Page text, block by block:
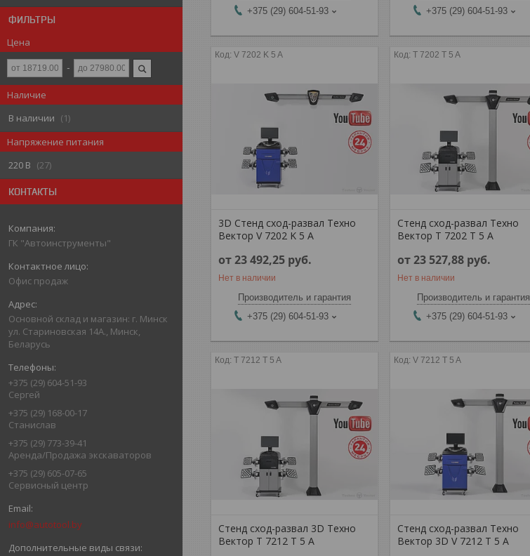
ФИЛЬТРЫ
Цена
Наличие
В наличии
1
Напряжение питания
220 В
27
КОНТАКТЫ
ГК "Автоинструменты"
Офис продаж
Основной склад и магазин: г. Минск
ул. Стариновская 14А., Минск,
Беларусь
+375 (29) 604-51-93
Сергей
+375 (29) 168-00-17
Станислав
+375 (29) 773-39-41
Аренда/Продажа экскаваторов
+375 (29) 605-07-65
Сервисный центр
info@autotool.by
+375 (29) 604-51-93
+375 (29) 604-51-93
V 7202 K 5 A
3D Стенд сход-развал Техно
Вектор V 7202 K 5 A
от 23 492,25 руб.
Нет в наличии
Производитель и гарантия
+375 (29) 604-51-93
T 7202 T 5 A
Стенд сход-развал Техно
Вектор T 7202 T 5 A
от 23 527,88 руб.
Нет в наличии
Производитель и гарантия
+375 (29) 604-51-93
T 7212 T 5 A
Стенд сход-развал 3D Техно
Вектор T 7212 T 5 A
V 7212 T 5 A
Стенд сход-развал Техно
Вектор 3D V 7212 T 5 A